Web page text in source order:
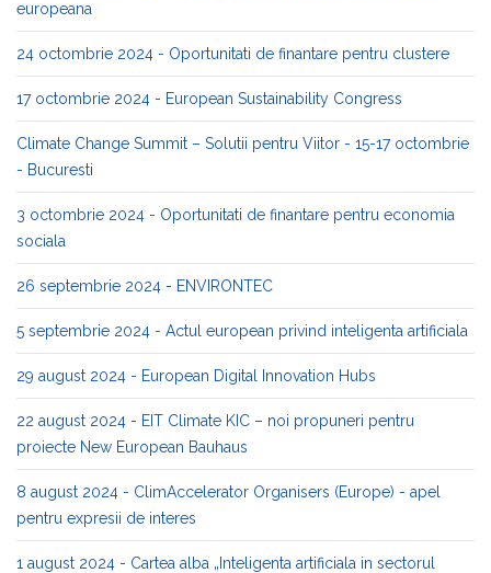
europeana
24 octombrie 2024 - Oportunitati de finantare pentru clustere
17 octombrie 2024 - European Sustainability Congress
Climate Change Summit – Solutii pentru Viitor - 15-17 octombrie
- Bucuresti
3 octombrie 2024 - Oportunitati de finantare pentru economia
sociala
26 septembrie 2024 - ENVIRONTEC
5 septembrie 2024 - Actul european privind inteligenta artificiala
29 august 2024 - European Digital Innovation Hubs
22 august 2024 - EIT Climate KIC – noi propuneri pentru
proiecte New European Bauhaus
8 august 2024 - ClimAccelerator Organisers (Europe) - apel
pentru expresii de interes
1 august 2024 - Cartea alba „Inteligenta artificiala in sectorul